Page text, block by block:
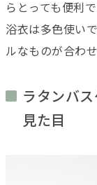
らとっても便利
浴衣は多色使い
ルなものが合わ
ラタンバ
見た目